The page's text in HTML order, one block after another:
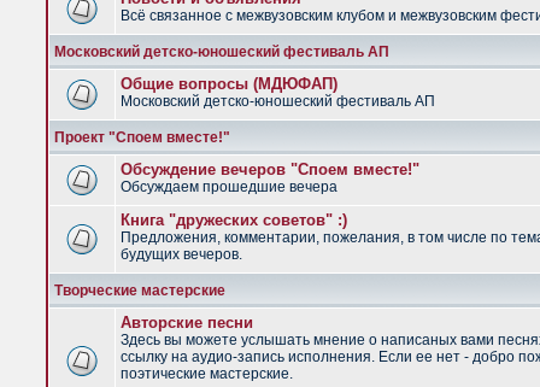
Всё связанное с межвузовским клубом и межвузовским
Московский детско-юношеский фестиваль АП
Общие вопросы (МДЮФАП)
Московский детско-юношеский фестиваль АП
Проект "Споем вместе!"
Обсуждение вечеров "Споем вместе!"
Обсуждаем прошедшие вечера
Книга "дружеских советов" :)
Предложения, комментарии, пожелания, в том числе по
будущих вечеров.
Творческие мастерские
Авторские песни
Здесь вы можете услышать мнение о написаных вами
ссылку на аудио-запись исполнения. Если ее нет - добро
поэтические мастерские.